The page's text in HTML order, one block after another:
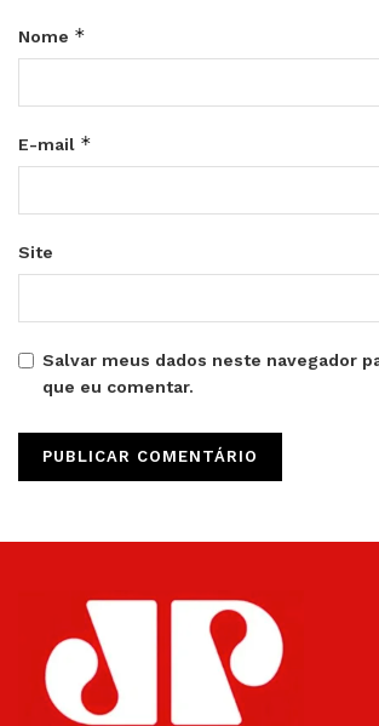
Nome *
E-mail *
Site
Salvar meus dados neste navegador
que eu comentar.